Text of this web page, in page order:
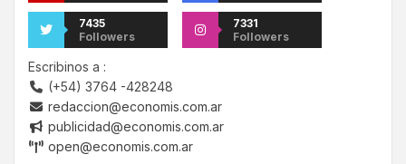
7435
Followers
7331
Followers
Escribinos a :
(+54) 3764 -428248
redaccion@economis.com.ar
publicidad@economis.com.ar
open@economis.com.ar